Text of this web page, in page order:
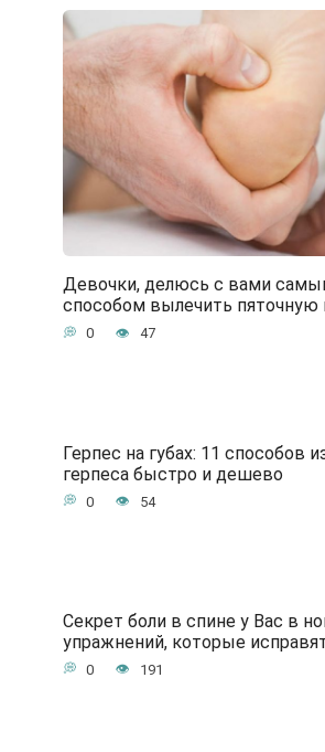
Девочки, делюсь с вами
способом вылечить пяточную
0 47
Герпес на губах: 11 способов
герпеса быстро и дешево
0 54
Секрет боли в спине у Вас в
упражнений, которые
0 191